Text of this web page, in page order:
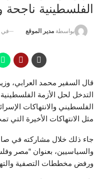
الفلسطينية ناجحة
بواسطة مدير الموقع في
قال السفير محمد العرابي،
التدخل لحل الأزمة
الفلسطيني والانتهاكات
مثل الانتهاكات الأخيرة التي تمت منذ
جاء ذلك خلال مشاركته في
والسياسيين، بعنوان “مصر
ورفض مخططات التصفية